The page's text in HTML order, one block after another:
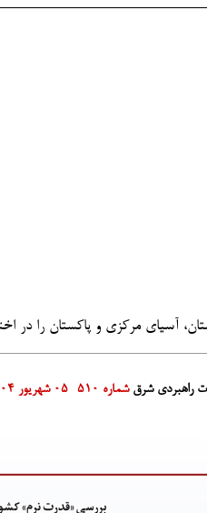
آسیای مرکزی و پاکستان را در
راهبردی شرقشماره 510- 05 شهریور 1404